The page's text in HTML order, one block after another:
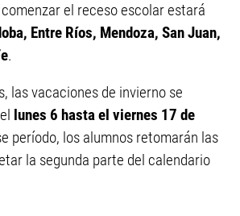
el receso escolar estará
Entre Ríos, Mendoza, San Juan,
.
las vacaciones de invierno se
lunes 6 hasta el viernes 17 de
período, los alumnos retomarán las
la segunda parte del calendario